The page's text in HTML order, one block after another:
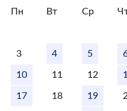
Пн Вт Ср
3 4 5
10 11 12
17 18 19